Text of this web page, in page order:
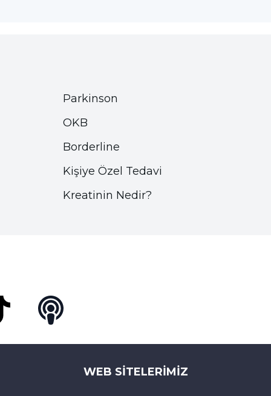
Parkinson
OKB
Borderline
Kişiye Özel Tedavi
Kreatinin Nedir?
WEB SITELERIMIZ